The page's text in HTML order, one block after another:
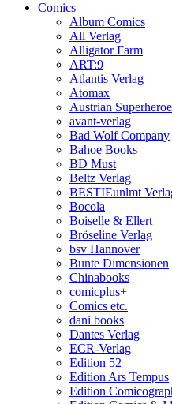
Comics
Album Comics
All Verlag
Alligator Farm
ART:9
Atlantis Verlag
Atomax
Austrian
avant-verlag
Bad Wolf Company
Bahoe Books
BD Must
Beltz Verlag
BESTIEunlmt
Bocola
Boiselle & Ellert
Bröseline Verlag
bsv Hannover
Bunte Dimensionen
Chinabooks
comicplus+
Comics etc.
dani books
Dantes Verlag
ECR-Verlag
Edition 52
Edition Ars Tempus
Edition